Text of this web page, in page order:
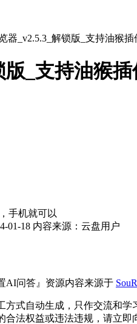
器_v2.5.3_解锁版_支持油猴
版_支持油猴
手机就可以
01-18 内容来源：云盘用户
AI问答』资源内容来源于
式自动生成，只作交流和
法权益或违法违规，请立